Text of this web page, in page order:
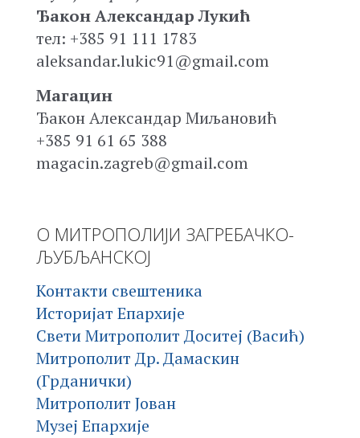
Ђакон Александар Лукић
тел: +385 91 111 1783
aleksandar.lukic91@gmail.com
Магацин
Ђакон Александар Миљановић
+385 91 61 65 388
magacin.zagreb@gmail.com
О МИТРОПОЛИЈИ ЗАГРЕБАЧКО-
ЉУБЉАНСКОЈ
Контакти свештеника
Историјат Епархије
Свети Митрополит Доситеј (Васић)
Митрополит Др. Дамаскин
(Грданички)
Митрополит Јован
Музеј Епархије